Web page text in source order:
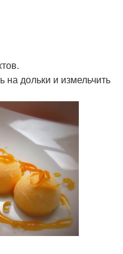
на дольки и измельчить